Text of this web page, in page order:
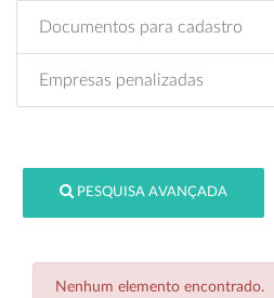
Documentos para cadastro
Empresas penalizadas
PESQUISA AVANÇADA
Nenhum elemento encontrado.